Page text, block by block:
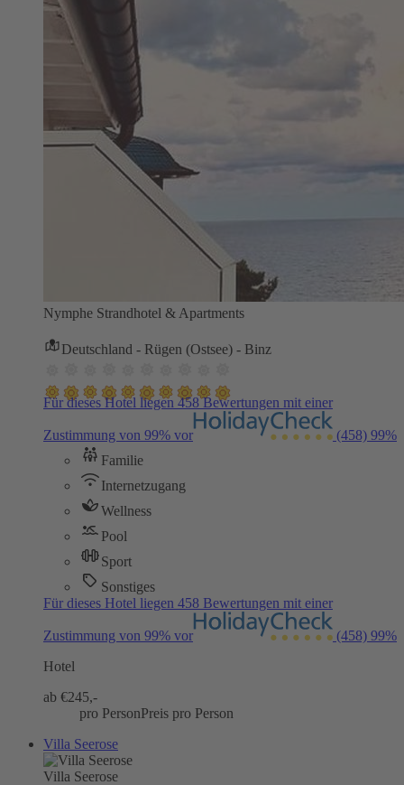
Nymphe Strandhotel & Apartments
Deutschland - Rügen (Ostsee) - Binz
Für dieses Hotel liegen 458 Bewertungen mit einer
Zustimmung von 99% vor (458) 99%
Familie
Internetzugang
Wellness
Pool
Sport
Sonstiges
Für dieses Hotel liegen 458 Bewertungen mit einer
Zustimmung von 99% vor (458) 99%
Hotel
ab €245,-
pro PersonPreis pro Person
Villa Seerose
Villa Seerose